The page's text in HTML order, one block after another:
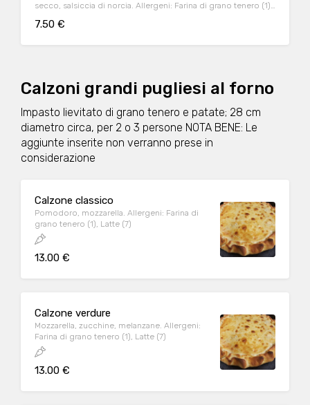
secco, salsiccia di norcia. Allergeni: Farina di grano tenero (1),
7.50 €
Calzoni grandi pugliesi al forno
Impasto lievitato di grano tenero e patate; 28 cm
diametro circa, per 2 o 3 persone NOTA BENE: Le
aggiunte inserite non verranno prese in
considerazione
Calzone classico
Pomodoro, mozzarella. Allergeni: Farina di
grano tenero (1), Latte (7)
13.00 €
Calzone verdure
Mozzarella, zucchine, melanzane. Allergeni:
Farina di grano tenero (1), Latte (7)
13.00 €